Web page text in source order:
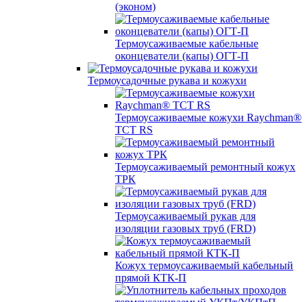
(эконом)
Термоусаживаемые кабельные
оконцеватели (капы) ОГТ-П
Термоусадочные рукава и кожухи
Термоусаживаемые кожухи Raychman®
TCT RS
Термоусаживаемый ремонтный кожух
ТРК
Термоусаживаемый рукав для
изоляции газовых труб (FRD)
Кожух термоусаживаемый кабельный
прямой КТК-П